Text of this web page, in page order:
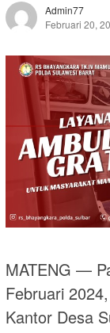
Admin77
Februari 20,
MATENG —
Februari
Kantor Desa